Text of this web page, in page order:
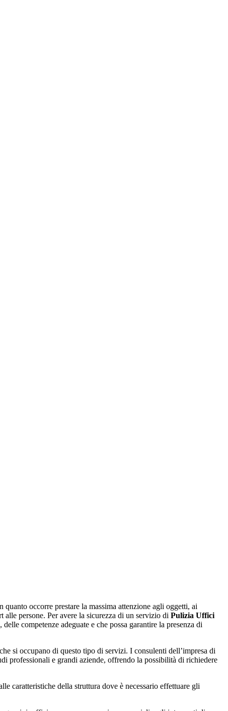
occorre prestare la massima attenzione agli oggetti, ai
persone. Per avere la sicurezza di un servizio di Pulizia Uffici
competenze adeguate e che possa garantire la presenza di
si occupano di questo tipo di servizi. I consulenti dell’impresa di
professionali e grandi aziende, offrendo la possibilità di richiedere
caratteristiche della struttura dove è necessario effettuare gli